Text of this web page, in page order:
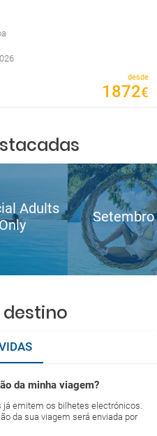
desde
1872€
Adults
Setembro
destino
da minha viagem?
emitem os bilhetes electrónicos.
da sua viagem será enviada por